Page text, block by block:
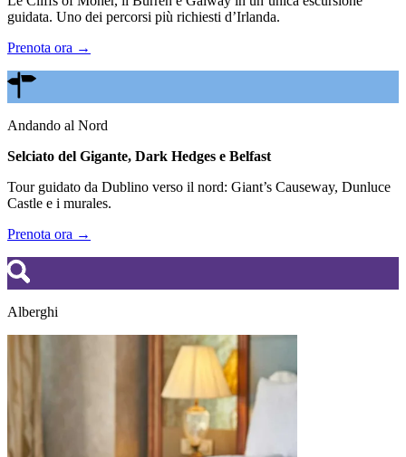
guidata. Uno dei percorsi più richiesti d’Irlanda.
Prenota ora →
Andando al Nord
Selciato del Gigante, Dark Hedges e Belfast
Tour guidato da Dublino verso il nord: Giant’s Causeway, Dunluce
Castle e i murales.
Prenota ora →
Alberghi